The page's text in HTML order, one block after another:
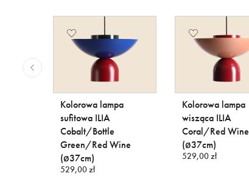
Kolorowa lampa
sufitowa ILIA
Cobalt/Bottle
Green/Red Wine
(ø37cm)
529,00 zł
Kolorowa lampa
wisząca ILIA
Coral/Red Wine
(ø37cm)
529,00 zł